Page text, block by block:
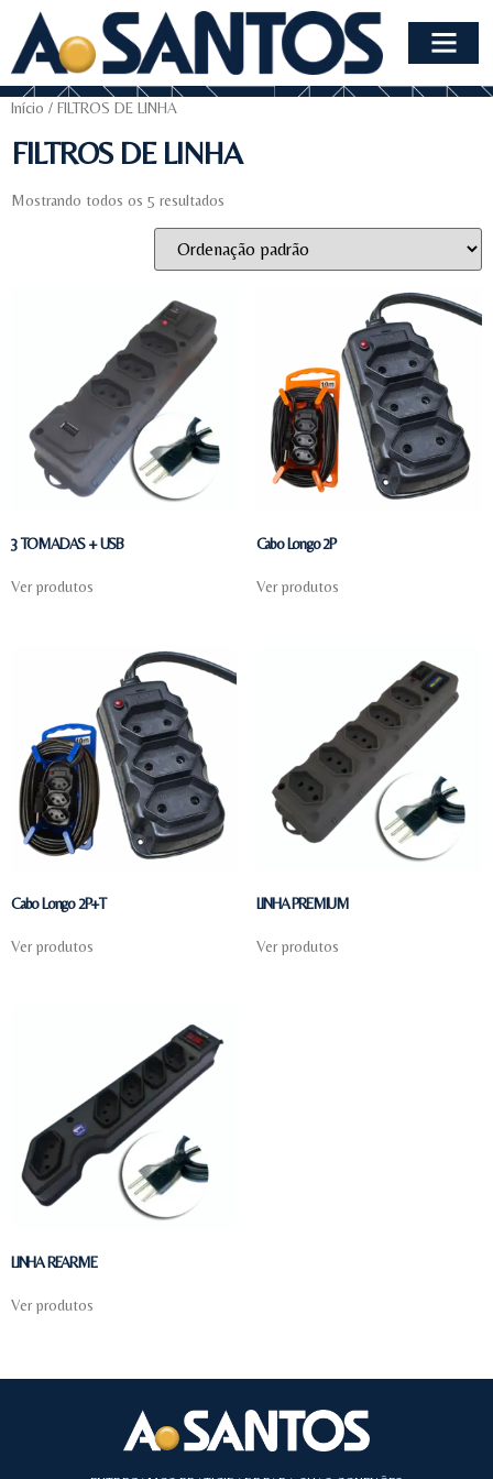
Início / FILTROS DE LINHA
FILTROS DE LINHA
Mostrando todos os 5 resultados
3 TOMADAS + USB
Ver produtos
Cabo Longo 2P
Ver produtos
Cabo Longo 2P+T
Ver produtos
LINHA PREMIUM
Ver produtos
LINHA REARME
Ver produtos